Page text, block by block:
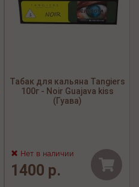
Табак для кальяна Tangiers
100г - Noir Guajava kiss
(Гуава)
Нет в наличии
1400 р.